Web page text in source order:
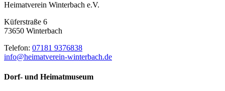
Heimatverein Winterbach e.V.
Küferstraße 6
73650 Winterbach
Telefon: 07181 9376838
info@heimatverein-winterbach.de
Dorf- und Heimatmuseum